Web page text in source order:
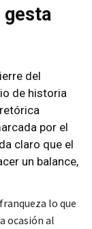
gesta
del
de historia
por el
claro que el
un balance,
lo que
ocasión al